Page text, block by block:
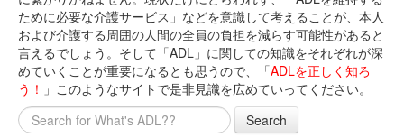
ために必要な介護サービス」などを意識して考えることが、本人
および介護する周囲の人間の全員の負担を減らす可能性があると
言えるでしょう。そして「ADL」に関しての知識をそれぞれが深
めていくことが重要になるとも思うので、「ADLを正しく知ろ
う！ 」このようなサイトで是非見識を広めていってください。